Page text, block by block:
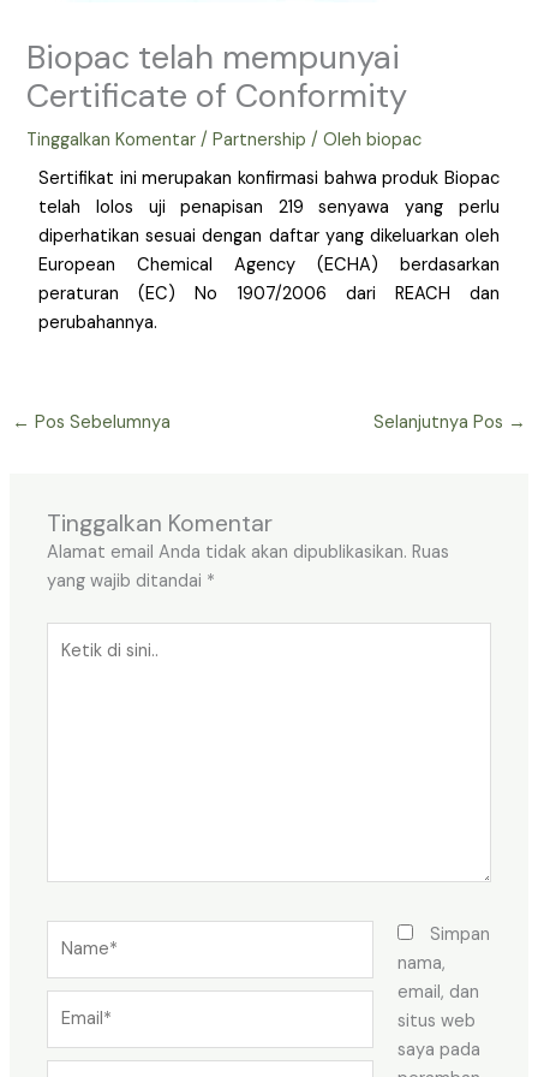
Biopac telah mempunyai
Certificate of Conformity
Tinggalkan Komentar /Partnership / Olehbiopac
Sertifikat ini merupakan konfirmasi bahwa produk Biopac
telah lolos uji penapisan 219 senyawa yang perlu
diperhatikan sesuai dengan daftar yang dikeluarkan oleh
European Chemical Agency (ECHA) berdasarkan
peraturan (EC) No 1907/2006 dari REACH dan
perubahannya.
← Pos Sebelumnya Selanjutnya Pos →
Tinggalkan Komentar
Alamat email Anda tidak akan dipublikasikan. Ruas
yang wajib ditandai *
Simpan
nama,
email, dan
situs web
saya pada